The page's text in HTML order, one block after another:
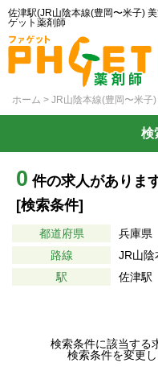
佐津駅(JR山陰本線(豊岡〜米子)
ゲット薬剤師
ホーム JR山陰本線(豊岡〜米子)
検
0 件の求人がありま
[検索条件]
都道府県
兵庫県
路線
JR山陰
駅
佐津駅
検索条件に該当する
検索条件を変更